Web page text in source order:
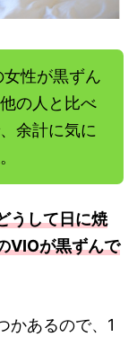
性が黒ずん
の人と比べ
余計に気に
うして日に焼
VIOが黒ずんで
かあるので、1